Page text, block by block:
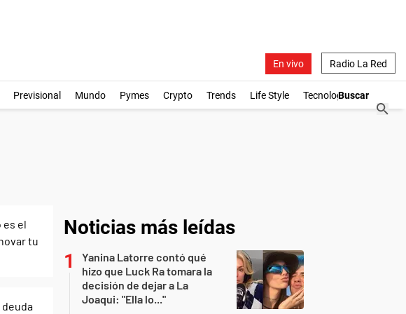
En vivo Radio La Red
Previsional Mundo Pymes Crypto Trends Life Style Tecnología
Noticias más leídas
Yanina Latorre contó qué
hizo que Luck Ra tomara la
decisión de dejar a La
Joaqui: "Ella lo..."